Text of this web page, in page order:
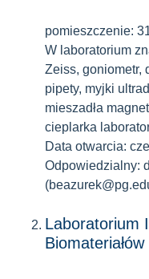
pomieszczenie:
W laboratorium
Zeiss, goniometr,
pipety, myjki
mieszadła
cieplarka
Data otwarcia:
Odpowiedzialny:
Laboratorium
Biomateriałów